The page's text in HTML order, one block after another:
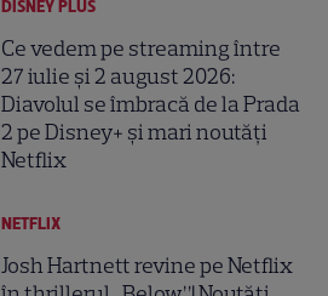
DISNEY PLUS
Ce vedem pe streaming între
27 iulie și 2 august 2026:
Diavolul se îmbracă de la Prada
2 pe Disney+ și mari noutăți
Netflix
NETFLIX
Josh Hartnett revine pe Netflix